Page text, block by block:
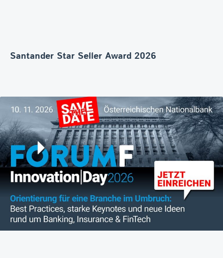
Santander Star Seller Award 2026